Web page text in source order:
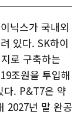
닉스가 국내외
있다. SK하이
로 구축하는
조원을 투입해
다. P&T7은 약
2027년 말 완공